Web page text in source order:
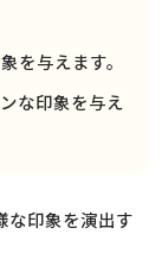
を与えます。
な印象を与え
な印象を演出す